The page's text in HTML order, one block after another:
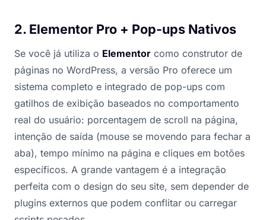
2. Elementor Pro + Pop-ups Nativos
Se você já utiliza o Elementor como construtor de
páginas no WordPress, a versão Pro oferece um
sistema completo e integrado de pop-ups com
gatilhos de exibição baseados no comportamento
real do usuário: porcentagem de scroll na página,
intenção de saída (mouse se movendo para fechar a
aba), tempo mínimo na página e cliques em botões
específicos. A grande vantagem é a integração
perfeita com o design do seu site, sem depender de
plugins externos que podem conflitar ou carregar